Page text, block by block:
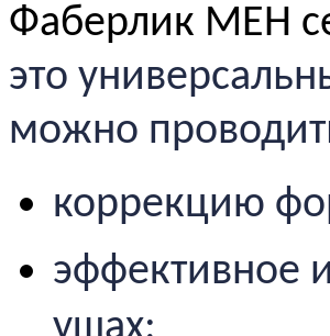
Фаберлик МЕН
это
можно
коррекцию
эффективное